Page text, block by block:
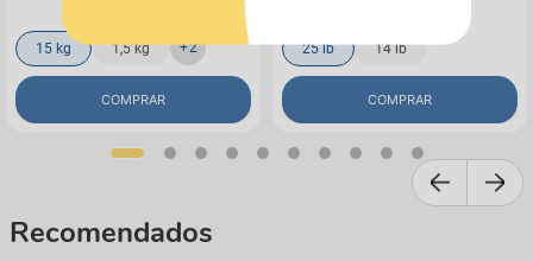
15 kg 1,5 kg +2
COMPRAR
25 lb 14 lb
COMPRAR
Recomendados